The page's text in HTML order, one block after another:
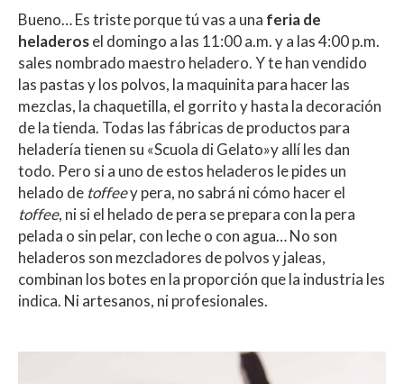
Bueno… Es triste porque tú vas a una feria de
heladerosel domingo a las 11:00 a.m. y a las 4:00 p.m.
sales nombrado maestro heladero. Y te han vendido
las pastas y los polvos, la maquinita para hacer las
mezclas, la chaquetilla, el gorrito y hasta la decoración
de la tienda. Todas las fábricas de productos para
heladería tienen su «Scuola di Gelato»y allí les dan
todo. Pero si a uno de estos heladeros le pides un
helado de toffeey pera, no sabrá ni cómo hacer el
toffee, ni si el helado de pera se prepara con la pera
pelada o sin pelar, con leche o con agua… No son
heladeros son mezcladores de polvos y jaleas,
combinan los botes en la proporción que la industria les
indica. Ni artesanos, ni profesionales.